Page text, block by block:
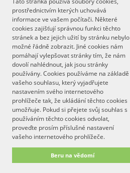
prostřednictvím kterých uchovává
informace ve vašem počítači. Některé
cookies zajišťují správnou funkci těchto
stránek a bez jejich užití by stránku nebylo
možné řádně zobrazit. Jiné cookies nám
pomáhají vylepšovat stránky tím, že nám
dovolí nahlédnout, jak jsou stránky
používány. Cookies používáme na základě
vašeho souhlasu, který vyjadřujete
nastavením svého internetového
prohlížeče tak, že ukládání těchto cookies
umožňuje. Pokud si přejete svůj souhlas s
používáním těchto cookies odvolat,
proveďte prosím příslušné nastavení
vašeho internetového prohlížeče.
Beru na vědomí